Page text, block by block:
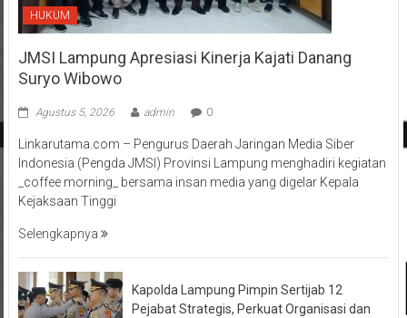
HUKUM
JMSI Lampung Apresiasi Kinerja Kajati Danang
Suryo Wibowo
Agustus 5, 2026 admin 0
Linkarutama.com – Pengurus Daerah Jaringan Media Siber
Indonesia (Pengda JMSI) Provinsi Lampung menghadiri kegiatan
_coffee morning_ bersama insan media yang digelar Kepala
Kejaksaan Tinggi
Selengkapnya
Kapolda Lampung Pimpin Sertijab 12
Pejabat Strategis, Perkuat Organisasi dan